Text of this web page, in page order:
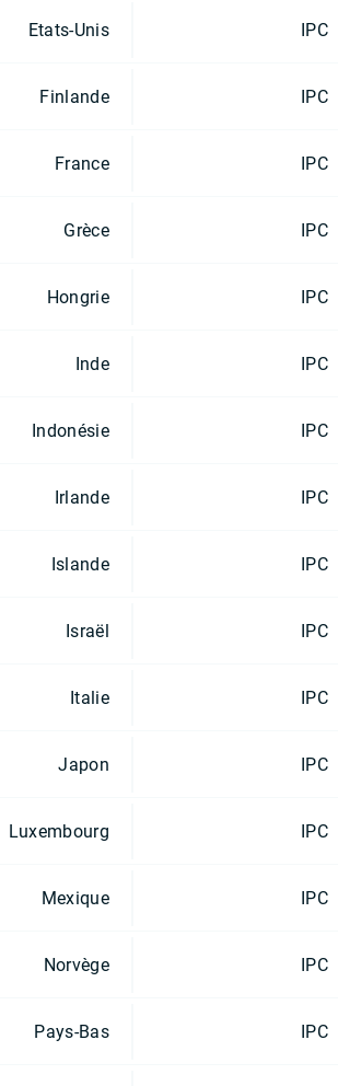
Etats-Unis IPC
Finlande IPC
France IPC
Grèce IPC
Hongrie IPC
Inde IPC
Indonésie IPC
Irlande IPC
Islande IPC
Israël IPC
Italie IPC
Japon IPC
Luxembourg IPC
Mexique IPC
Norvège IPC
Pays-Bas IPC